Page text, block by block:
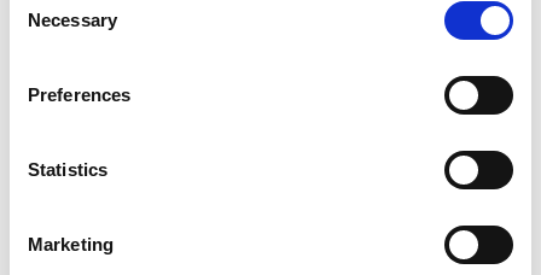
Selection
Necessary
Preferences
Statistics
Marketing
Aktiviteter i St-Maximin-la-Ste-
Baume
Golf: Det finnes et stort utvalg av golfbaner i Var-
departementet. Den franske golfunionen har en nettside hvor